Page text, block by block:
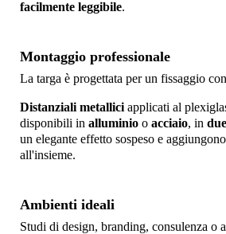
facilmente leggibile.
Montaggio professionale
La targa è progettata per un fissaggio
Distanziali metallici applicati al
disponibili in alluminio o acciaio, in
un elegante effetto sospeso e
all'insieme.
Ambienti ideali
Studi di design, branding, consulenza o